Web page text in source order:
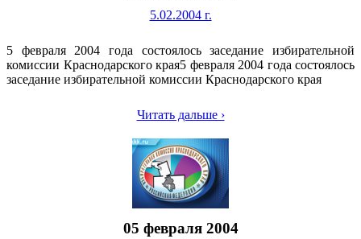
5.02.2004 г.
5 февраля 2004 года состоялось заседание избирательной
комиссии Краснодарского края5 февраля 2004 года состоялось
заседание избирательной комиссии Краснодарского края
Читать дальше ›
05 февраля 2004